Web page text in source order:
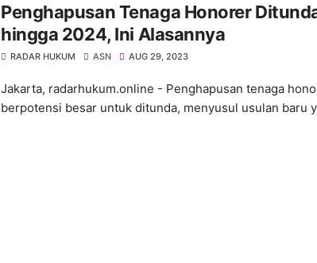
Penghapusan Tenaga Honorer
hingga 2024, Ini Alasannya
RADAR HUKUM ASN AUG 29, 2023
Jakarta, radarhukum.online - Penghapusan tenaga
berpotensi besar untuk ditunda, menyusul usulan baru